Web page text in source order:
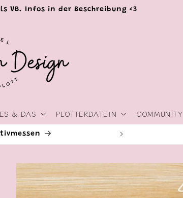
VB. Infos in der Beschreibung <3
& DAS PLOTTERDATEIN COMMUNITY
Zu
Produktinformationen
springen